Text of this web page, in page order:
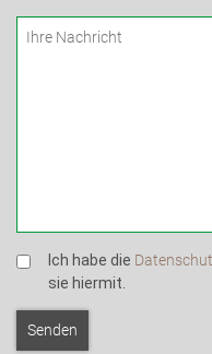
Ich habe die
sie hiermit.